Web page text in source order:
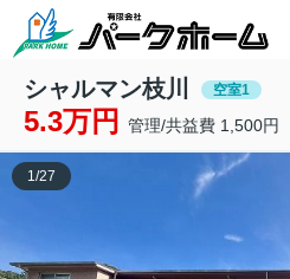
シャルマン枝川 空室1
5.3万円 管理/共益費 1,500円
1/27